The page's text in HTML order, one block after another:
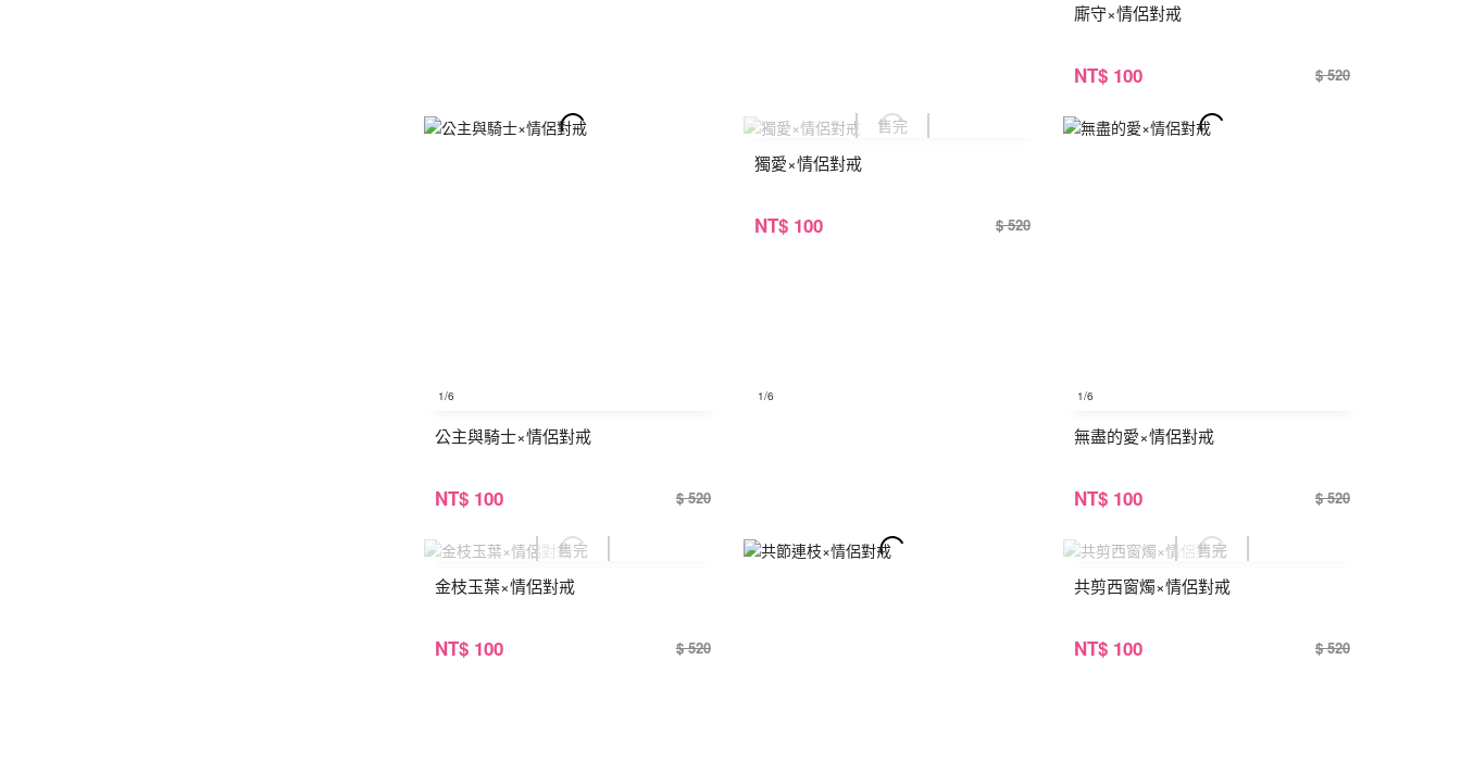
廝守×情侶對戒
NT$ 100 $ 520
1/6
公主與騎士×情侶對戒
NT$ 100 $ 520
1/6
獨愛×情侶對戒
NT$ 100 $ 520
1/6
無盡的愛×情侶對戒
NT$ 100 $ 520
金枝玉葉×情侶對戒
NT$ 100 $ 520
共剪西窗燭×情侶對戒
NT$ 100 $ 520